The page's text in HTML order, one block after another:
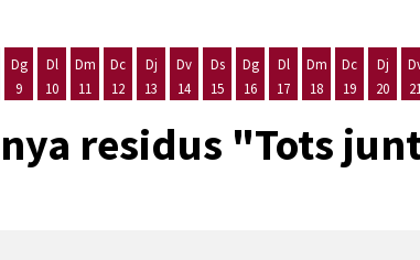
Dg
9
Dl
10
Dm
11
Dc
12
Dj
13
Dv
14
Ds
15
Dg
16
Dl
17
Dm
18
Dc
19
Dj
20
residus "Tots